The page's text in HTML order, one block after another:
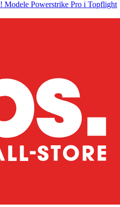
! Modele Powerstrike Pro i Topflight